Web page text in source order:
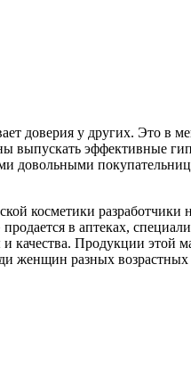
доверия у других. Это в
выпускать эффективные
довольными
косметики разработчики
в аптеках,
качества. Продукции этой
женщин разных